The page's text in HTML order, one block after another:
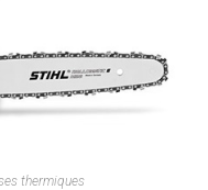
thermiques